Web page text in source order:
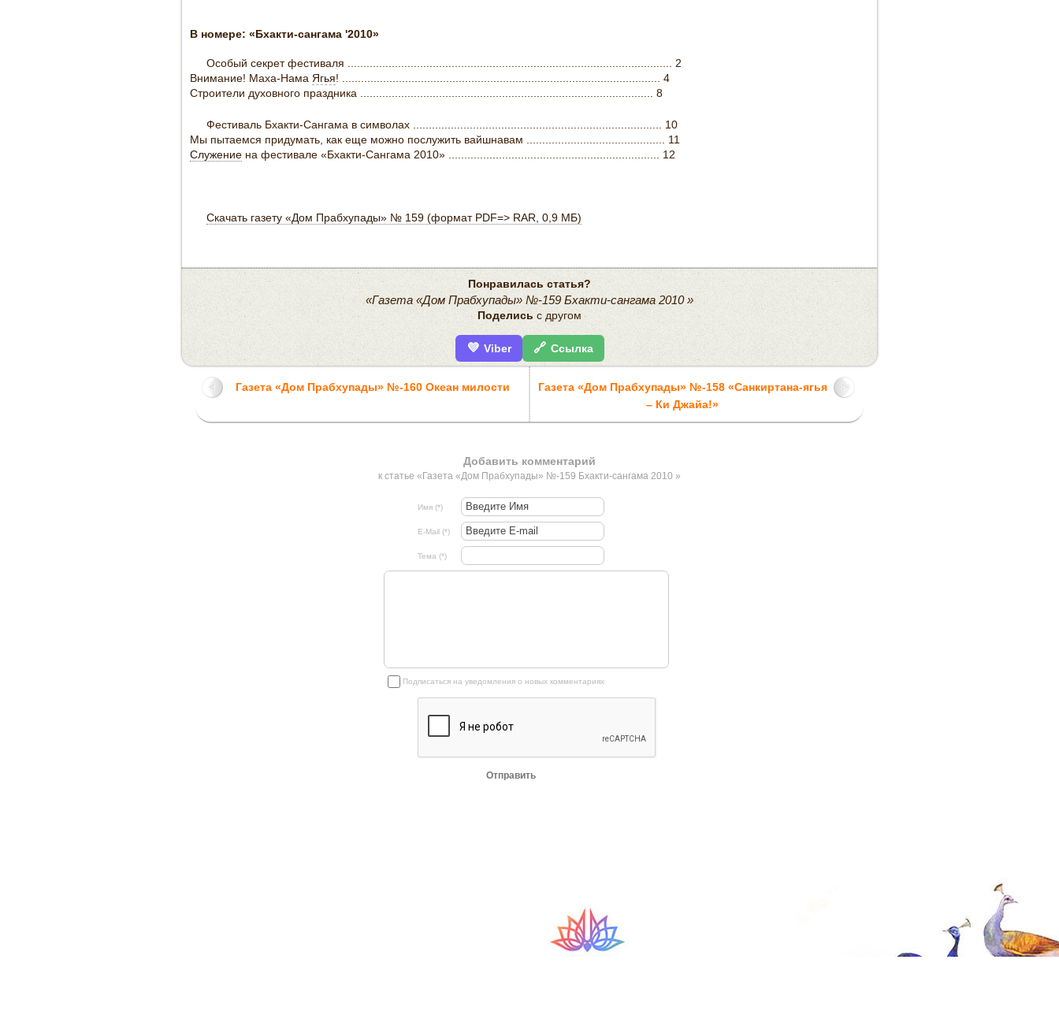
В номере: «Бхакти-сангама '2010»
Особый секрет фестиваля ....................................................................................................... 2
Внимание! Маха-Нама Ягья! ..................................................................................................... 4
Cтроители духовного праздника ............................................................................................. 8
Фестиваль Бхакти-Сангама в символах ............................................................................... 10
Мы пытаемся придумать, как еще можно послужить вайшнавам ............................................ 11
Служение на фестивале «Бхакти-Сангама 2010» ................................................................... 12
Скачать газету «Дом Прабхупады» № 159 (формат PDF=> RAR, 0,9 МБ)
Понравилась статья?
«Газета «Дом Прабхупады» №-159 Бхакти-сангама 2010 »
Поделись с другом
💜 Viber 🔗 Ссылка
Газета «Дом Прабхупады» №-160 Океан милости
Газета «Дом Прабхупады» №-158 «Cанкиртана-ягья
– Ки Джайа!»
Добавить комментарий
к статье «Газета «Дом Прабхупады» №-159 Бхакти-сангама 2010 »
Имя (*)
E-Mail (*)
Тема (*)
Подписаться на уведомления о новых комментариях
Отправить